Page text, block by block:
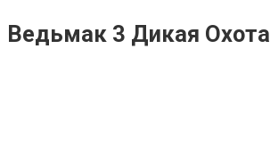
Ведьмак 3 Дикая Охота